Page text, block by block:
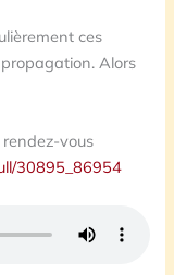
ces
Alors
vous
30895_86954